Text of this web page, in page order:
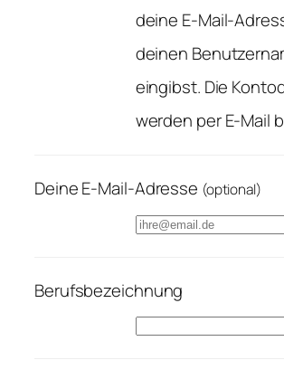
deine E-Mail-
deinen
eingibst. Die Kontodaten
werden per E-Mail
Deine E-Mail-Adresse (optional)
Berufsbezeichnung